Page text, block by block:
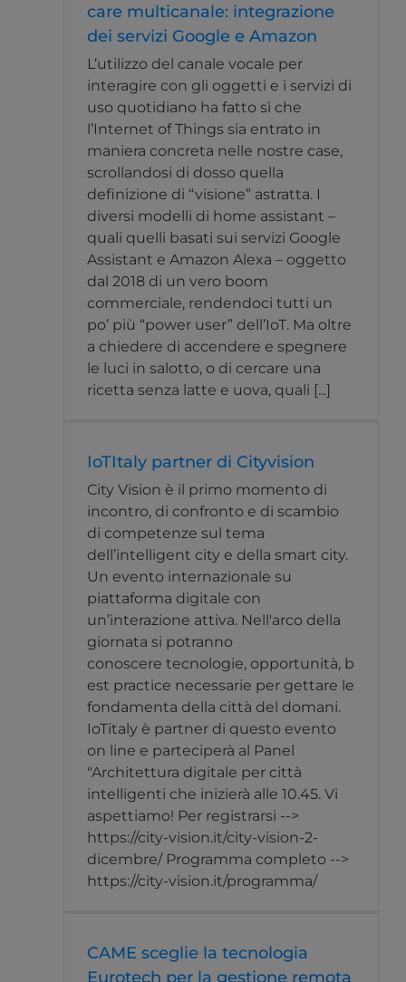
care multicanale: integrazione
dei servizi Google e Amazon
L’utilizzo del canale vocale per
interagire con gli oggetti e i servizi di
uso quotidiano ha fatto sì che
l’Internet of Things sia entrato in
maniera concreta nelle nostre case,
scrollandosi di dosso quella
definizione di “visione” astratta. I
diversi modelli di home assistant –
quali quelli basati sui servizi Google
Assistant e Amazon Alexa – oggetto
dal 2018 di un vero boom
commerciale, rendendoci tutti un
po’ più “power user” dell’IoT. Ma oltre
a chiedere di accendere e spegnere
le luci in salotto, o di cercare una
ricetta senza latte e uova, quali [...]
IoTItaly partner di Cityvision
City Vision è il primo momento di
incontro, di confronto e di scambio
di competenze sul tema
dell’intelligent city e della smart city.
Un evento internazionale su
piattaforma digitale con
un’interazione attiva. Nell'arco della
giornata si potranno
conoscere tecnologie, opportunità, b
est practice necessarie per gettare le
fondamenta della città del domani.
IoTitaly è partner di questo evento
on line e parteciperà al Panel
"Architettura digitale per città
intelligenti che inizierà alle 10.45. Vi
aspettiamo! Per registrarsi -->
https://city-vision.it/city-vision-2-
dicembre/ Programma completo -->
https://city-vision.it/programma/
CAME sceglie la tecnologia
Eurotech per la gestione remota